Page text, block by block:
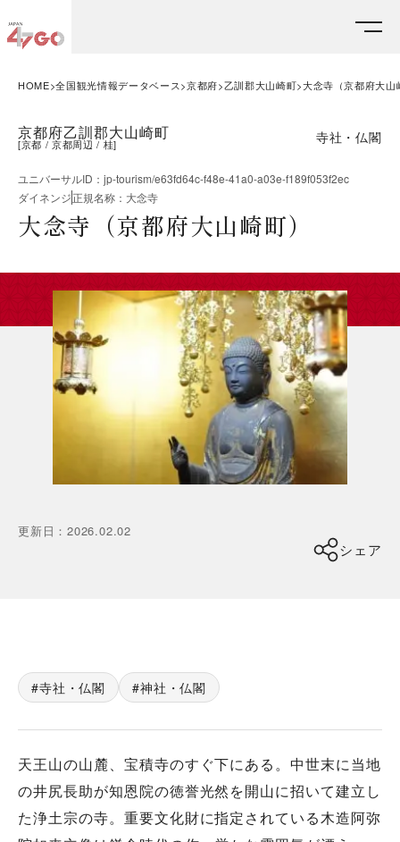
HOME 全国観光情報データベース 京都府 乙訓郡大山崎町 大念寺（京都府大山
京都府乙訓郡大山崎町
[京都 京都周辺 桂] 寺社・仏閣
ユニバーサルID ： jp-tourism/e63fd64c-f48e-41a0-a03e-f189f053f2ec
ダイネンジ正規名称 ： 大念寺
大念寺（京都府大山崎町）
更新日 ：2026.02.02
シェア
寺社・仏閣 神社・仏閣
天王山の山麓、宝積寺のすぐ下にある。中世末に当地
の井尻長助が知恩院の徳誉光然を開山に招いて建立し
た浄土宗の寺。重要文化財に指定されている木造阿弥